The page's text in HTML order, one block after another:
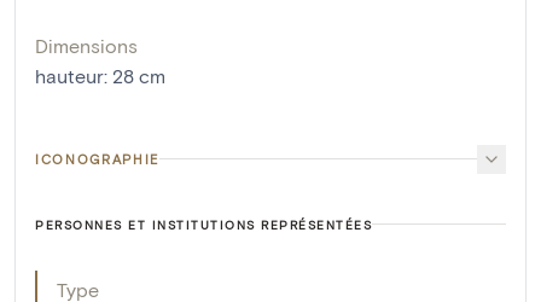
Dimensions
hauteur: 28 cm
ICONOGRAPHIE
PERSONNES ET INSTITUTIONS REPRÉSENTÉES
Type